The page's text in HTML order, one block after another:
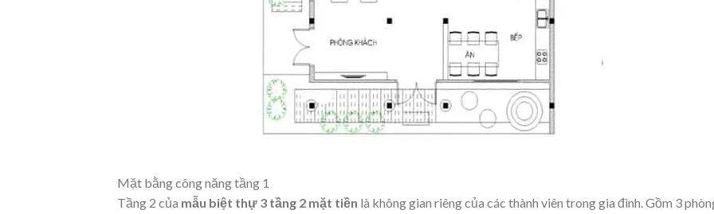
Mặt bằng công năng tầng 1
Tầng 2 của mẫu biệt thự 3 tầng 2 mặt tiền là không gian riêng của các thành viên trong gia đình. Gồm 3